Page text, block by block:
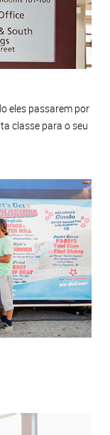
eles passarem por
classe para o seu